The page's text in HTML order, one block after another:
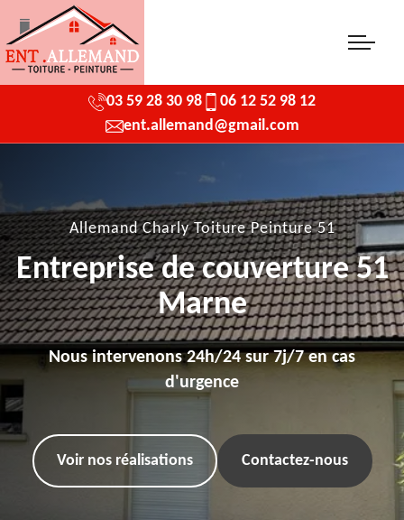
03 59 28 30 98
06 12 52 98 12
ent.allemand@gmail.com
Allemand Charly Toiture Peinture 51
Entreprise de couverture 51
Marne
Nous intervenons 24h/24 sur 7j/7 en cas
d'urgence
Voir nos réalisations Contactez-nous